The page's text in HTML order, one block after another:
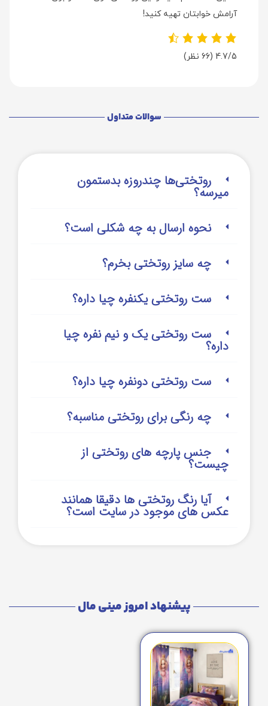
آرامش خوابتان تهیه کنید!
4.7/5 (66 نظر)
سوالات متداول
روتختی‌‌ها چندروزه بدستمون
میرسه؟
نحوه ارسال به چه شکلی است؟
چه سایز روتختی بخرم؟
ست روتختی یکنفره چیا داره؟
ست روتختی یک و نیم نفره چیا
داره؟
ست روتختی دونفره چیا داره؟
چه رنگی برای روتختی مناسبه؟
جنس پارچه های روتختی از
چیست؟
آیا رنگ روتختی ها دقیقا همانند
عکس های موجود در سایت است؟
پیشنهاد امروز مینی مال